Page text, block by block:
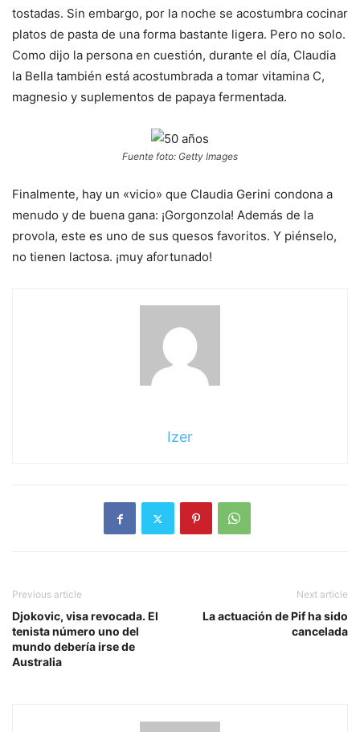
tostadas. Sin embargo, por la noche se acostumbra cocinar
platos de pasta de una forma bastante ligera. Pero no solo.
Como dijo la persona en cuestión, durante el día, Claudia
la Bella también está acostumbrada a tomar vitamina C,
magnesio y suplementos de papaya fermentada.
Fuente foto: Getty Images
Finalmente, hay un «vicio» que Claudia Gerini condona a
menudo y de buena gana: ¡Gorgonzola! Además de la
provola, este es uno de sus quesos favoritos. Y piénselo,
no tienen lactosa. ¡muy afortunado!
Izer
Previous article
Djokovic, visa revocada. El
tenista número uno del
mundo debería irse de
Australia
Next article
La actuación de Pif ha sido
cancelada